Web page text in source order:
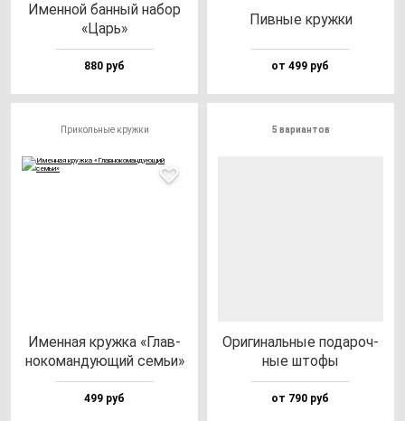
Имен­ной бан­ный на­бор
«Царь»
880 руб
Пив­ные круж­ки
от 499 руб
Прикольные кружки
Имен­ная круж­ка «Глав­
но­ко­ман­ду­ющий семьи»
499 руб
5 вариантов
Ори­ги­наль­ные по­да­роч­
ные што­фы
от 790 руб